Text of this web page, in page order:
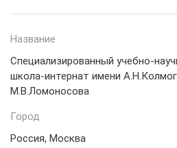
Название
Специализированный учебно-
школа-интернат имени
М.В.Ломоносова
Город
Россия, Москва